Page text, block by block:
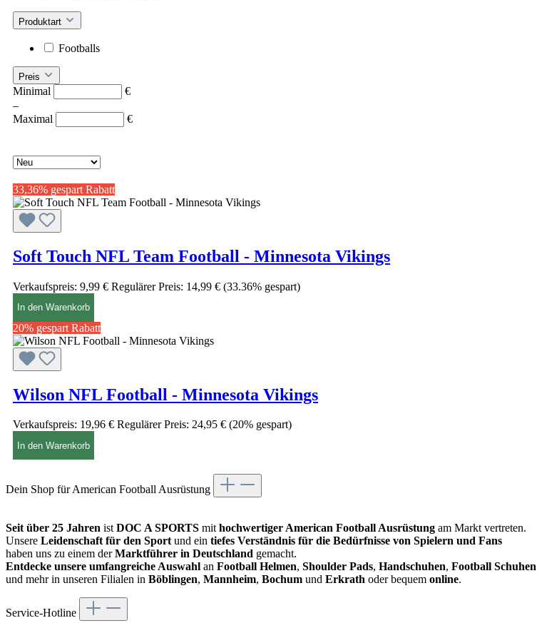
Produktart
Footballs
Preis
Minimal
€
–
Maximal
€
33,36% gespart Rabatt
Soft Touch NFL Team Football - Minnesota Vikings
Verkaufspreis: 9,99 € Regulärer Preis: 14,99 € (33.36% gespart)
In den Warenkorb
20% gespart Rabatt
Wilson NFL Football - Minnesota Vikings
Verkaufspreis: 19,96 € Regulärer Preis: 24,95 € (20% gespart)
In den Warenkorb
Dein Shop für American Football Ausrüstung
Seit über 25 Jahren istDOC A SPORTS mithochwertiger American Football Ausrüstung am Markt vertreten.
Unsere Leidenschaft für den Sportund ein tiefes Verständnis für die Bedürfnisse von Spielern und Fans
haben uns zu einem derMarktführer in Deutschland gemacht.
Entdecke unsere umfangreiche Auswahl an Football Helmen, Shoulder Pads, Handschuhen, Football Schuhen
und mehr in unseren Filialen in Böblingen, Mannheim, Bochum und Erkrath oder bequem online.
Service-Hotline